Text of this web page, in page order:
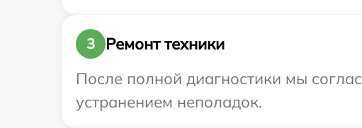
3
Ремонт техники
После полной диагностики мы
устранением неполадок.